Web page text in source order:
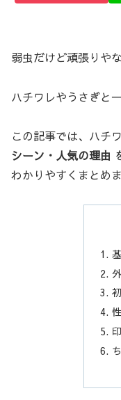
弱虫だけど頑張りや
ハチワレやうさぎと
この記事では、ハチ
シーン・人気の理由
わかりやすくまとめま